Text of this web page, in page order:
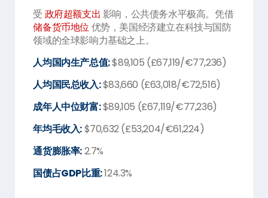
受 政府超额支出 影响，公共债务水平极高。凭借
储备货币地位优势，美国经济建立在科技与国防
领域的全球影响力基础之上。
人均国内生产总值:$89,105 (£67,119/€77,236)
人均国民总收入:$83,660 (£63,018/€72,516)
成年人中位财富:$89,105 (£67,119/€77,236)
年均毛收入:$70,632 (£53,204/€61,224)
通货膨胀率:2.7%
国债占GDP比重:124.3%